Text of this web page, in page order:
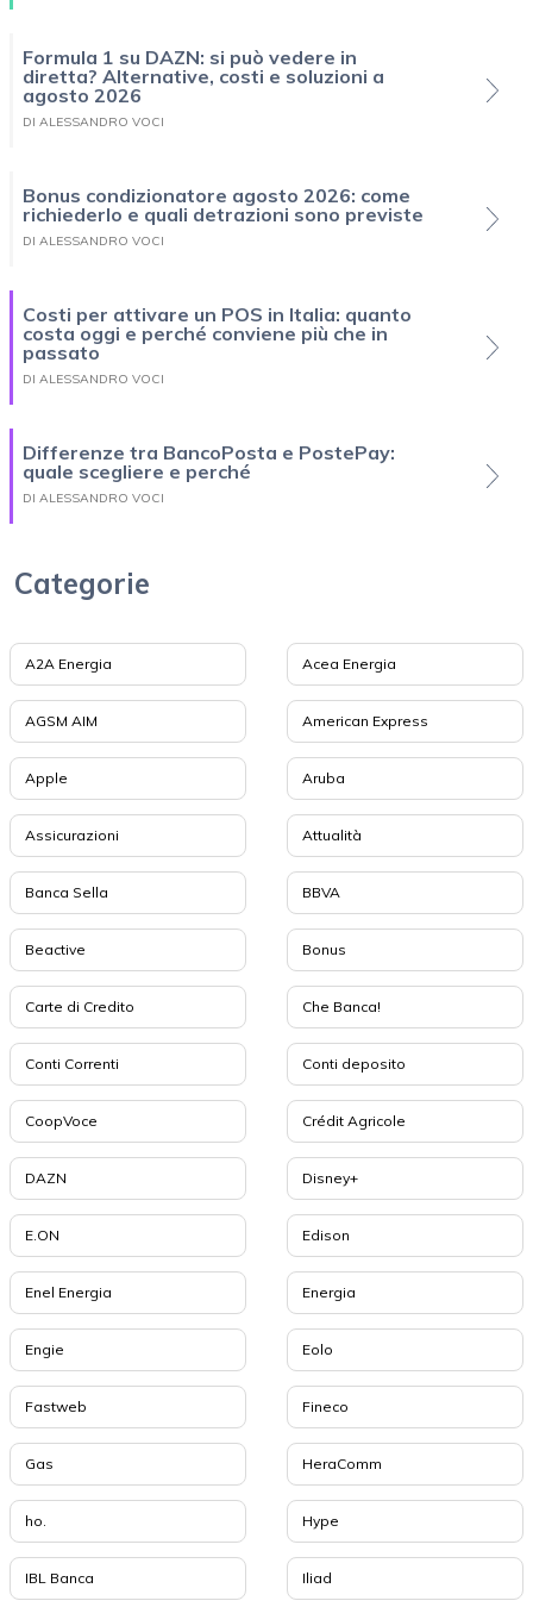
Formula 1 su DAZN: si può vedere in
diretta? Alternative, costi e soluzioni a
agosto 2026
DI ALESSANDRO VOCI
Bonus condizionatore agosto 2026: come
richiederlo e quali detrazioni sono previste
DI ALESSANDRO VOCI
Costi per attivare un POS in Italia: quanto
costa oggi e perché conviene più che in
passato
DI ALESSANDRO VOCI
Differenze tra BancoPosta e PostePay:
quale scegliere e perché
DI ALESSANDRO VOCI
Categorie
A2A Energia Acea Energia
AGSM AIM American Express
Apple Aruba
Assicurazioni Attualità
Banca Sella BBVA
Beactive Bonus
Carte di Credito Che Banca!
Conti Correnti Conti deposito
CoopVoce Crédit Agricole
DAZN Disney+
E.ON Edison
Enel Energia Energia
Engie Eolo
Fastweb Fineco
Gas HeraComm
ho. Hype
IBL Banca Iliad